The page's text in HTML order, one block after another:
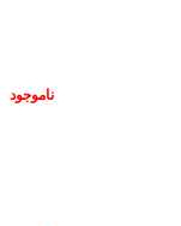
ناموجود